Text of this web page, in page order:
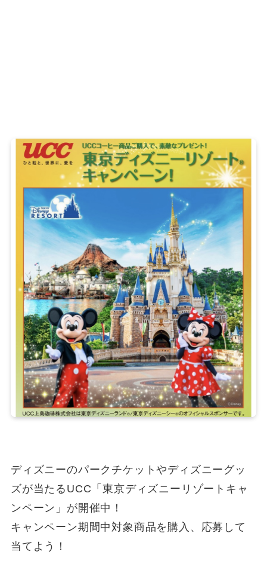
ディズニーのパークチケットやディズニーグッ
ズが当たるUCC「東京ディズニーリゾートキャ
ンペーン」が開催中！
キャンペーン期間中対象商品を購入、応募して
当てよう！